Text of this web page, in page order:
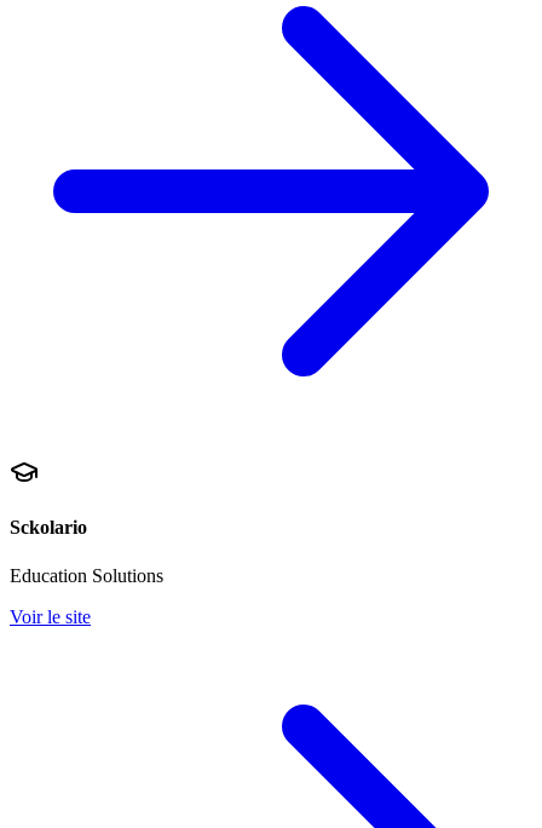
Sckolario
Education Solutions
Voir le site